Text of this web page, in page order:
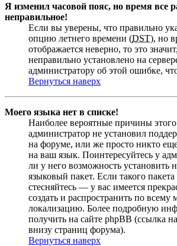
Я изменил часовой пояс, но время все
неправильное!
Если вы уверены, что правильно
опцию летнего времени (DST), но
отображается неверно, то это
неправильно установлено на
администратору об этой ошибке,
Вернуться наверх
Моего языка нет в списке!
Наиболее вероятные причины этого
администратор не установил
на форуме, или же просто никто
на ваш язык. Поинтересуйтесь у
ли у него возможность установить
языковый пакет. Если такого
стесняйтесь — у вас имеется
создать и распространить по всему
локализацию. Более подробную
получить на сайте phpBB (ссылка
внизу страниц форума).
Вернуться наверх